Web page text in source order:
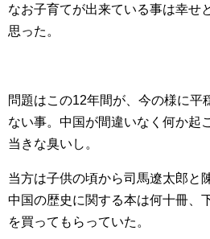
なお子育てが出来ている事は幸せ
思った。
問題はこの12年間が、今の様に平
ない事。中国が間違いなく何か起
当きな臭いし。
当方は子供の頃から司馬遼太郎と
中国の歴史に関する本は何十冊、
を買ってもらっていた。